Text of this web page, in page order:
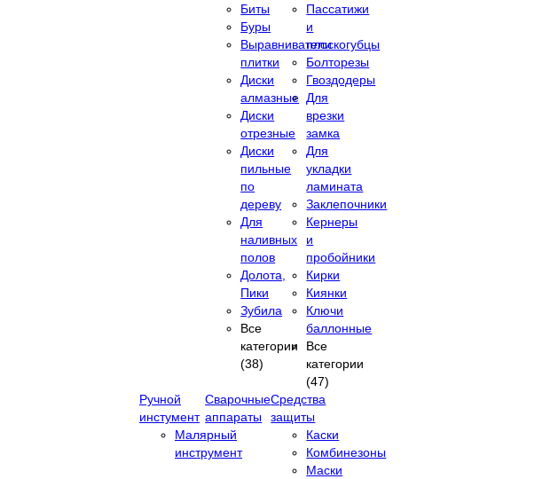
Биты
Буры
Выравниватели
плитки
Диски
алмазные
Диски
отрезные
Диски
пильные
по
дереву
Для
наливных
полов
Долота,
Пики
Зубила
Все
категории
(38)
Пассатижи
и
плоскогубцы
Болторезы
Гвоздодеры
Для
врезки
замка
Для
укладки
ламината
Заклепочники
Кернеры
и
пробойники
Кирки
Киянки
Ключи
баллонные
Все
категории
(47)
Ручной
инстумент
Малярный
инструмент
Сварочные
аппараты
Средства
защиты
Каски
Комбинезоны
Маски